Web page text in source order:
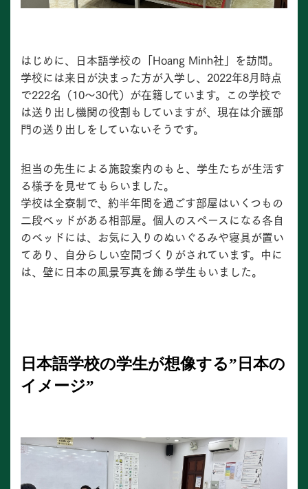
はじめに、日本語学校の「Hoang Minh社」を訪問。
学校には来日が決まった方が入学し、2022年8⽉時点
で222名（10〜30代）が在籍しています。この学校で
は送り出し機関の役割もしていますが、現在は介護部
門の送り出しをしていないそうです。
担当の先⽣による施設案内のもと、学⽣たちが⽣活す
る様子を見せてもらいました。
学校は全寮制で、約半年間を過ごす部屋はいくつもの
二段ベッドがある相部屋。個⼈のスペースになる各⾃
のベッドには、お気に⼊りのぬいぐるみや寝具が置い
てあり、⾃分らしい空間づくりがされています。中に
は、壁に⽇本の⾵景写真を飾る学⽣もいました。
日本語学校の学生が想像する”日本の
イメージ”